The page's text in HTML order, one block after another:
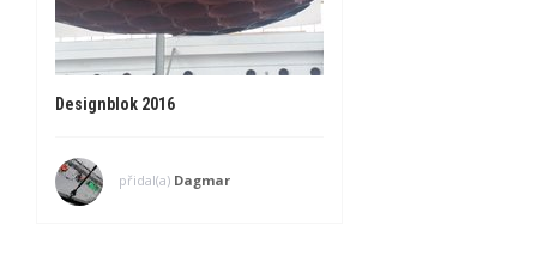
Designblok 2016
přidal(a) Dagmar